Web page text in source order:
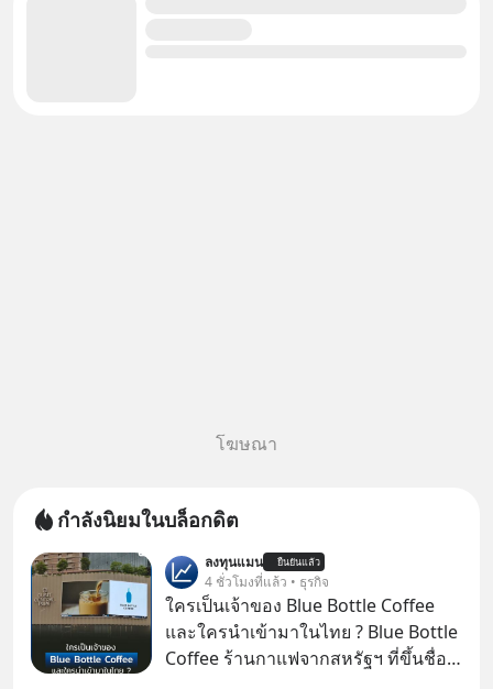
โฆษณา
กำลังนิยมในบล็อกดิต
ลงทุนแมน ยืนยันแล้ว
4 ชั่วโมงที่แล้ว • ธุรกิจ
ใครเป็นเจ้าของ Blue Bottle Coffee
และใครนำเข้ามาในไทย ? Blue Bottle
Coffee ร้านกาแฟจากสหรัฐฯ ที่ขึ้นชื่อ